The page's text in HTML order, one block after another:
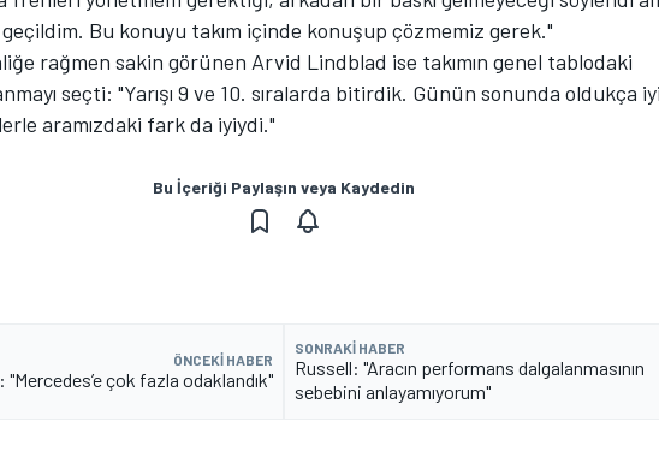
Bu konuyu takım içinde konuşup çözmemiz gerek."
rağmen sakin görünen Arvid Lindblad ise takımın genel tablodaki
seçti: "Yarışı 9 ve 10. sıralarda bitirdik. Günün sonunda oldukça
aramızdaki fark da iyiydi."
Bu İçeriği Paylaşın veya Kaydedin
ÖNCEKI HABER
"Mercedes’e çok fazla odaklandık"
SONRAKI HABER
Russell: "Aracın performans dalgalanmasının
sebebini anlayamıyorum"